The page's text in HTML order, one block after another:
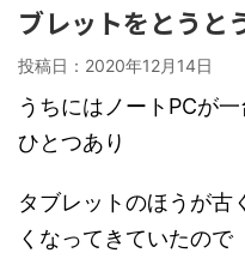
ブレットをとうと
投稿日： 2020年12月14日
うちにはノートPCが
ひとつあり
タブレットのほうが古
くなってきていたので